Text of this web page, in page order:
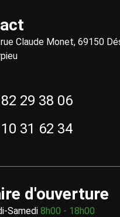
Claude Monet, 69150
29 38 06
31 62 34
d'ouverture
Samedi 8h00 - 18h00